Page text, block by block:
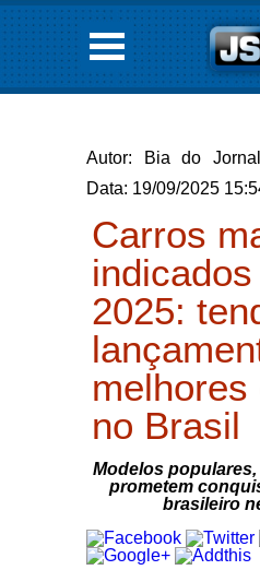
Autor: Bia do
Data: 19/09/2025
Carros
2025:
melhores
no Brasil
Modelos
prometem
brasileiro